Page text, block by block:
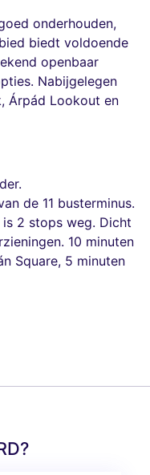
onderhouden,
biedt voldoende
openbaar
Nabijgelegen
Árpád Lookout en
de 11 busterminus.
2 stops weg. Dicht
10 minuten
Square, 5 minuten